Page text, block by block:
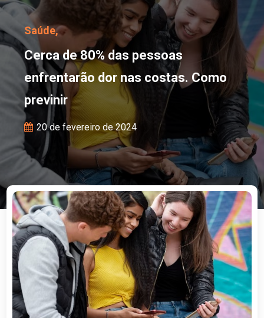
Saúde,
Cerca de 80% das pessoas
enfrentarão dor nas costas. Como
previnir
20 de fevereiro de 2024